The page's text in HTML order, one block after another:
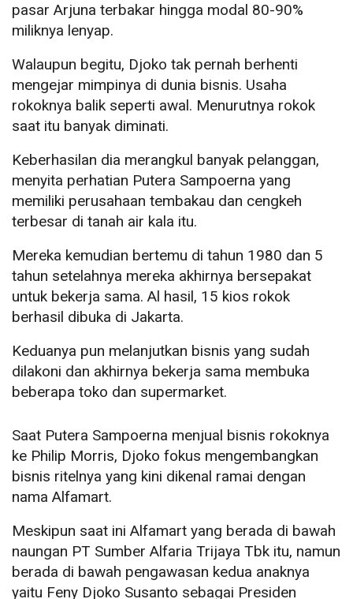
pasar Arjuna terbakar hingga modal 80-90%
miliknya lenyap.
Walaupun begitu, Djoko tak pernah berhenti
mengejar mimpinya di dunia bisnis. Usaha
rokoknya balik seperti awal. Menurutnya rokok
saat itu banyak diminati.
Keberhasilan dia merangkul banyak pelanggan,
menyita perhatian Putera Sampoerna yang
memiliki perusahaan tembakau dan cengkeh
terbesar di tanah air kala itu.
Mereka kemudian bertemu di tahun 1980 dan 5
tahun setelahnya mereka akhirnya bersepakat
untuk bekerja sama. Al hasil, 15 kios rokok
berhasil dibuka di Jakarta.
Keduanya pun melanjutkan bisnis yang sudah
dilakoni dan akhirnya bekerja sama membuka
beberapa toko dan supermarket.
Saat Putera Sampoerna menjual bisnis rokoknya
ke Philip Morris, Djoko fokus mengembangkan
bisnis ritelnya yang kini dikenal ramai dengan
nama Alfamart.
Meskipun saat ini Alfamart yang berada di bawah
naungan PT Sumber Alfaria Trijaya Tbk itu, namun
berada di bawah pengawasan kedua anaknya
yaitu Feny Djoko Susanto sebagai Presiden